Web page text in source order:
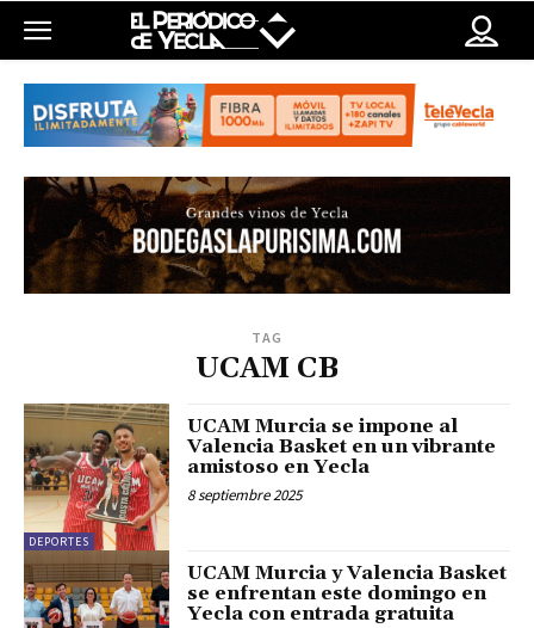
TAG
UCAM CB
DEPORTES
UCAM Murcia se impone al
Valencia Basket en un vibrante
amistoso en Yecla
8 septiembre 2025
UCAM Murcia y Valencia Basket
se enfrentan este domingo en
Yecla con entrada gratuita